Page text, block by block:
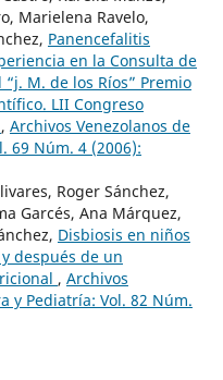
Marielena Ravelo,
Panencefalitis
en la Consulta de
M. de los Ríos” Premio
LII Congreso
, Archivos Venezolanos de
69 Núm. 4 (2006):
Roger Sánchez,
Garcés, Ana Márquez,
Disbiosis en niños
después de un
, Archivos
y Pediatría: Vol. 82 Núm.